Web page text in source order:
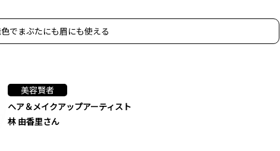
でまぶたにも眉にも使える
美容賢者
ヘア＆メイクアップアーティスト
林 由香里さん